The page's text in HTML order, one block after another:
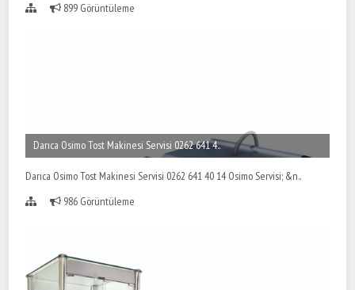
899 Görüntüleme
Darıca Osimo Tost Makinesi Servisi 0262 641 4..
Darıca Osimo Tost Makinesi Servisi 0262 641 40 14 Osimo Servisi; &n..
986 Görüntüleme